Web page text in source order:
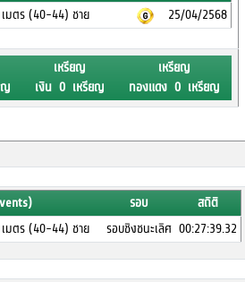
มตร (40-44) ชาย 25/04/2568
เหรียญ
เงิน 0 เหรียญ
เหรียญ
ทองแดง 0 เหรียญ
รอบ
สถิติ
มตร (40-44) ชาย รอบชิงชนะเลิศ 00:27:39.32